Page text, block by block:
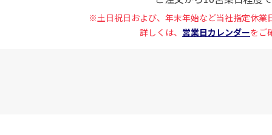
※土日祝日および、年末年始など当社指定休業
詳しくは、 営業日カレンダーをご